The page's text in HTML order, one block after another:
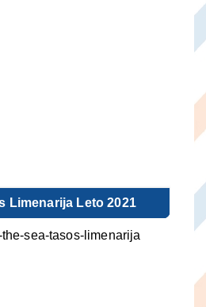
Limenarija Leto 2021